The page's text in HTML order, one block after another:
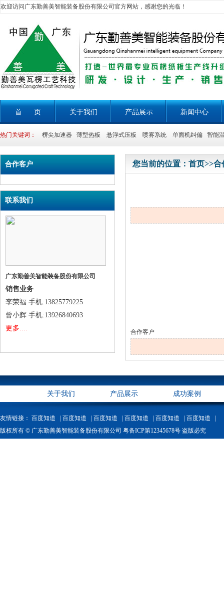
欢迎访问广东勤善美智能装备股份有限公司官方网站，感谢您的光临！
首 页 关于我们 产品展示 新闻中心
热门关键词： 楞尖加速器 薄型热板 悬浮式压板 喷雾系统 单面机纠偏 智能温
合作客户
联系我们
广东勤善美智能装备股份有限公司
销售业务
李荣福 手机:13825779225
曾小辉 手机:13926840693
更多....
您当前的位置： 首页>>合
合作客户
关于我们 产品展示 成功案例
友情链接： 百度知道 | 百度知道 | 百度知道 | 百度知道 | 百度知道 |
百度知道 |
版权所有 © 广东勤善美智能装备股份有限公司 粤备ICP第12345678号 盗版必究